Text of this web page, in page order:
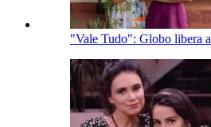
"Vale Tudo": Globo libera